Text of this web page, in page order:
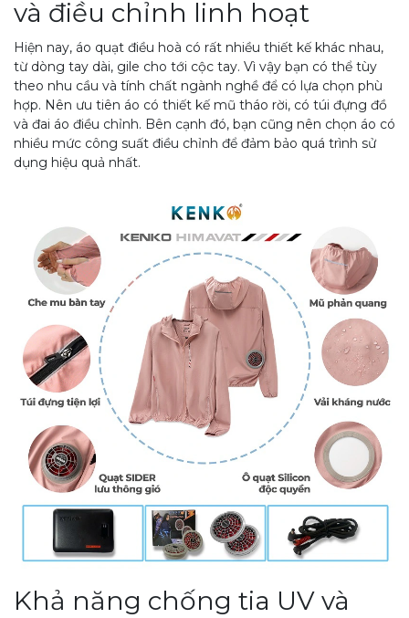
và điều chỉnh linh hoạt
Hiện nay, áo quạt điều hoà có rất nhiều thiết kế khác nhau,
từ dòng tay dài, gile cho tới cộc tay. Vì vậy bạn có thể tùy
theo nhu cầu và tính chất ngành nghề để có lựa chọn phù
hợp. Nên ưu tiên áo có thiết kế mũ tháo rời, có túi đựng đồ
và đai áo điều chỉnh. Bên cạnh đó, bạn cũng nên chọn áo có
nhiều mức công suất điều chỉnh để đảm bảo quá trình sử
dụng hiệu quả nhất.
Khả năng chống tia UV và